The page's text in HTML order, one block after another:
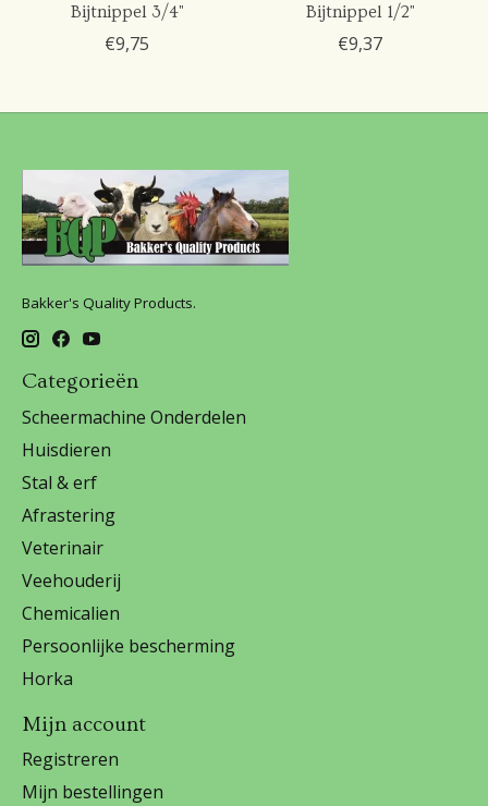
Bijtnippel 3/4"
€9,75
Bijtnippel 1/2"
€9,37
Bakker's Quality Products.
Categorieën
Scheermachine Onderdelen
Huisdieren
Stal & erf
Afrastering
Veterinair
Veehouderij
Chemicalien
Persoonlijke bescherming
Horka
Mijn account
Registreren
Mijn bestellingen